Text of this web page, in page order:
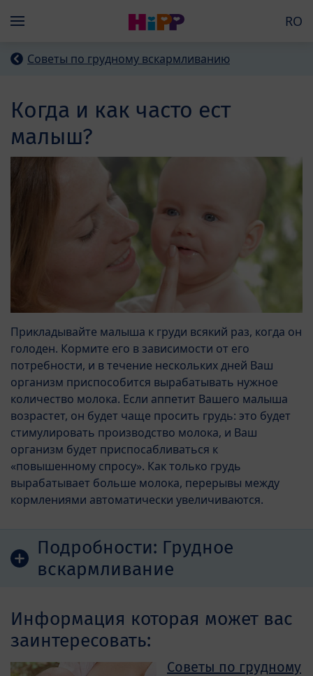
Menü RO
Советы по грудному вскармливанию
Когда и как часто ест
малыш?
Прикладывайте малыша к груди всякий раз, когда он
голоден. Кормите его в зависимости от его
потребности, и в течение нескольких дней Ваш
организм приспособится вырабатывать нужное
количество молока. Если аппетит Вашего малыша
возрастет, он будет чаще просить грудь: это будет
стимулировать производство молока, и Ваш
организм будет приспосабливаться к
«повышенному спросу». Как только грудь
вырабатывает больше молока, перерывы между
кормлениями автоматически увеличиваются.
Подробности: Грудное
вскармливание
Информация которая может вас
заинтересовать:
Советы по грудному